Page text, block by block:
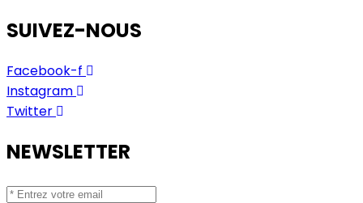
SUIVEZ-NOUS
Facebook-f
Instagram
Twitter
NEWSLETTER